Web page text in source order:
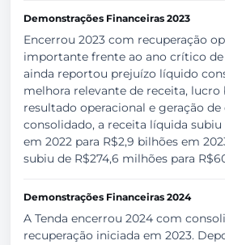
Demonstrações Financeiras 2023
Encerrou 2023 com recuperação
importante frente ao ano crítico de
ainda reportou prejuízo líquido
melhora relevante de receita,
resultado operacional e geração de
consolidado, a receita líquida subiu
em 2022 para R$2,9 bilhões em
subiu de R$274,6 milhões para
Demonstrações Financeiras 2024
A Tenda encerrou 2024 com
recuperação iniciada em 2023.